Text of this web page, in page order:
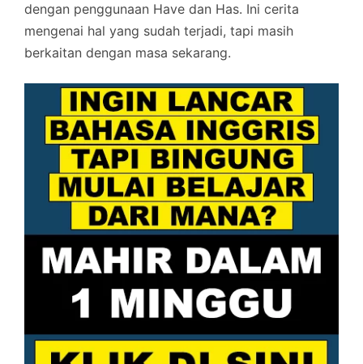
dengan penggunaan Have dan Has. Ini cerita
mengenai hal yang sudah terjadi, tapi masih
berkaitan dengan masa sekarang.